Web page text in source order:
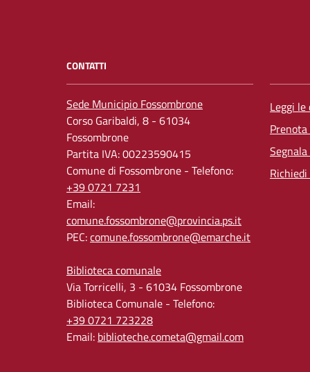
CONTATTI
Sede Municipio Fossombrone
Corso Garibaldi, 8 - 61034
Fossombrone
Partita IVA: 00223590415
Comune di Fossombrone - Telefono:
+39 0721 7231
Email:
comune.fossombrone@provincia.ps.it
PEC:comune.fossombrone@emarche.it
Biblioteca comunale
Via Torricelli, 3 - 61034 Fossombrone
Biblioteca Comunale - Telefono:
+39 0721 723228
Email: biblioteche.cometa@gmail.com
Leggi